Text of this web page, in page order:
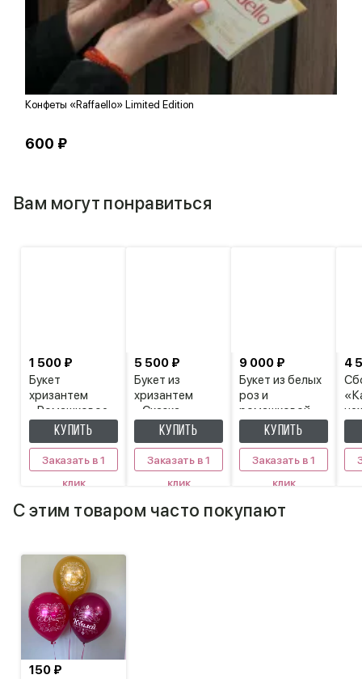
Конфеты «Raffaello» Limited Edition
600 ₽
Вам могут понравиться
Букет
хризантем
«Ромашковое
утро»
1 500 ₽
КУПИТЬ
Заказать в 1
клик
Букет из
хризантем
«Сказка»
5 500 ₽
КУПИТЬ
Заказать в 1
клик
Букет из белых
роз и
ромашковой
хризантемы
«Теплюшечка»
9 000 ₽
КУПИТЬ
Заказать в 1
клик
4
С этим товаром часто покупают
150 ₽